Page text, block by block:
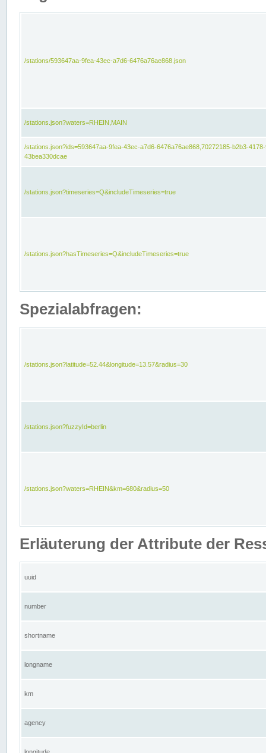
/stations/593647aa-9fea-43ec-a7d6-6476a76ae868.json
/stations.json?waters=RHEIN,MAIN
/stations.json?ids=593647aa-9fea-43ec-a7d6-6476a76ae868,70272185-b2b3-
43bea330dcae
/stations.json?timeseries=Q&includeTimeseries=true
/stations.json?hasTimeseries=Q&includeTimeseries=true
Spezialabfragen:
/stations.json?latitude=52.44&longitude=13.57&radius=30
/stations.json?fuzzyId=berlin
/stations.json?waters=RHEIN&km=680&radius=50
Erläuterung der Attribute der
uuid
number
shortname
longname
km
agency